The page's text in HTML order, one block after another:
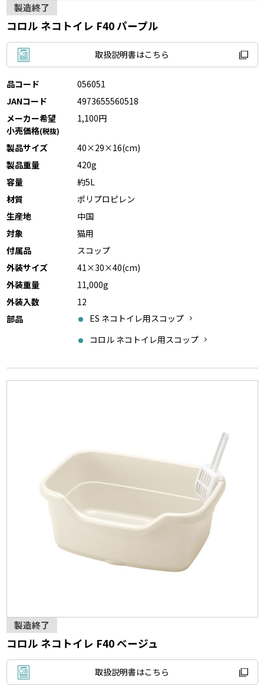
製造終了
コロル ネコトイレ F40 パープル
取扱説明書はこちら
品コード
056051
JANコード
4973655560518
メーカー希望
小売価格(税抜)
1,100円
製品サイズ
40×29×16(cm)
製品重量
420g
容量
約5L
材質
ポリプロピレン
生産地
中国
対象
猫用
付属品
スコップ
外装サイズ
41×30×40(cm)
外装重量
11,000g
外装入数
12
部品
ES ネコトイレ用スコップ
コロル ネコトイレ用スコップ
製造終了
コロル ネコトイレ F40 ベージュ
取扱説明書はこちら